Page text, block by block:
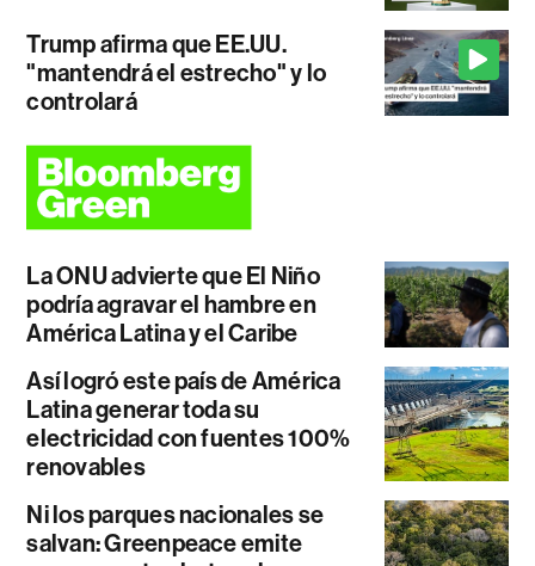
Trump afirma que EE.UU.
"mantendrá el estrecho" y lo
controlará
La ONU advierte que El Niño
podría agravar el hambre en
América Latina y el Caribe
Así logró este país de América
Latina generar toda su
electricidad con fuentes 100%
renovables
Ni los parques nacionales se
salvan: Greenpeace emite